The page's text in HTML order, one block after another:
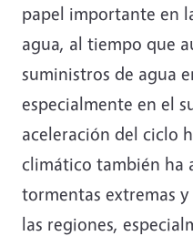
papel importante en
agua, al tiempo que
suministros de agua
especialmente en el
aceleración del ciclo
climático también ha
tormentas extremas
las regiones,